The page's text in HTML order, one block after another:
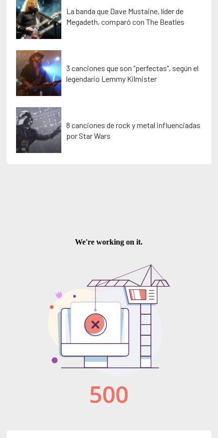
La banda que Dave Mustaine, líder de
Megadeth, comparó con The Beatles
3 canciones que son “perfectas”, según el
legendario Lemmy Kilmister
8 canciones de rock y metal influenciadas
por Star Wars